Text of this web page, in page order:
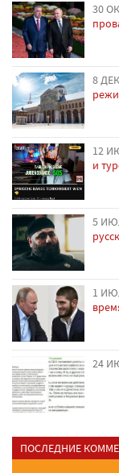
30
8
12
и
5
1
24
ПОСЛЕДНИЕ